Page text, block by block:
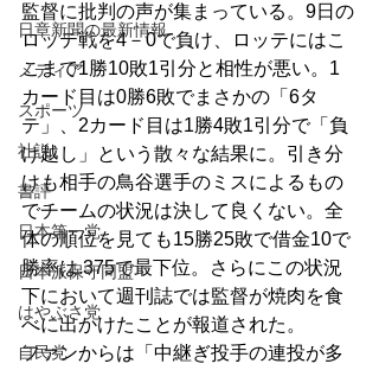
日章新聞の最新情報
メディア
スポーツ
社説
書評
日本第一党
日本派保守同盟
はやぶさ党
自民党
監督に批判の声が集まっている。9日の
ロッテ戦を4－0で負け、ロッテにはこ
こまで1勝10敗1引分と相性が悪い。1
カード目は0勝6敗でまさかの「6タ
テ」、2カード目は1勝4敗1引分で「負
け越し」という散々な結果に。引き分
けも相手の鳥谷選手のミスによるもの
でチームの状況は決して良くない。全
体の順位を見ても15勝25敗で借金10で
勝率は.375で最下位。さらにこの状況
下において週刊誌では監督が焼肉を食
べに出かけたことが報道された。
ファンからは「中継ぎ投手の連投が多